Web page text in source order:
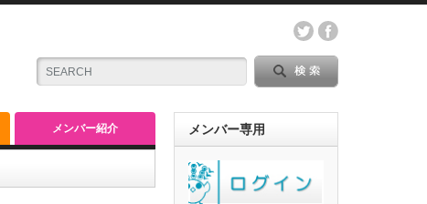
メンバー紹介 メンバー専用